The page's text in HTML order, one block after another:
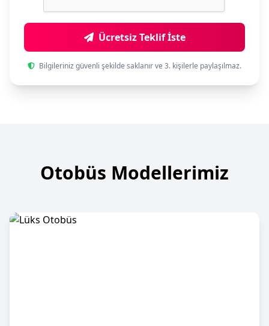
Ücretsiz Teklif İste
Bilgileriniz güvenli şekilde saklanır ve 3. kişilerle paylaşılmaz.
Otobüs Modellerimiz